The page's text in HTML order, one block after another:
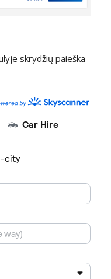
skrydžių paieška